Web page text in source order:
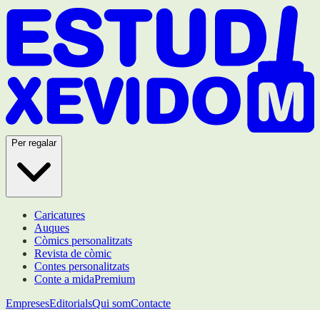
Per regalar
Caricatures
Auques
Còmics personalitzats
Revista de còmic
Contes personalitzats
Conte a midaPremium
EmpresesEditorialsQui somContacte